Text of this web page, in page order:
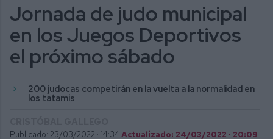
Jornada de judo municipal
en los Juegos Deportivos
el próximo sábado
200 judocas competirán en la vuelta a la normalidad en
los tatamis
Publicado: 23/03/2022 · 14:34 Actualizado: 24/03/2022 · 20:09